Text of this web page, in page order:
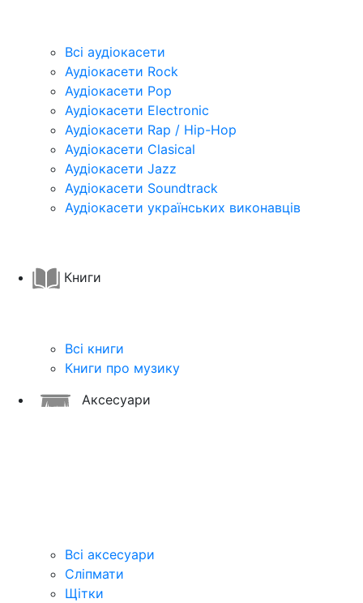
Всі аудіокасети
Аудіокасети Rock
Аудіокасети Pop
Аудіокасети Electronic
Аудіокасети Rap / Hip-Hop
Аудіокасети Clasical
Аудіокасети Jazz
Аудіокасети Soundtrack
Аудіокасети українських виконавців
Книги
Всі книги
Книги про музику
Аксесуари
Всі аксесуари
Сліпмати
Щітки